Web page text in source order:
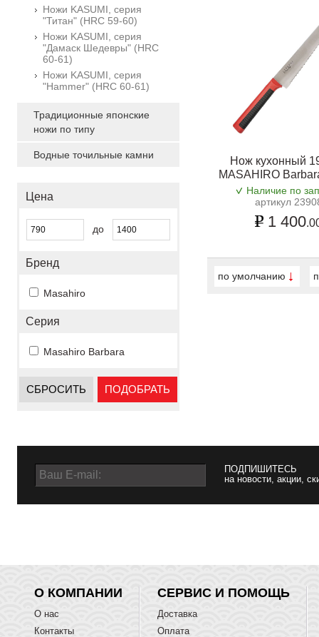
Ножи KASUMI, серия
"Титан" (HRC 59-60)
Ножи KASUMI, серия
"Дамаск Шедевры" (HRC
60-61)
Ножи KASUMI, серия
"Hammer" (HRC 60-61)
Традиционные японские
ножи по типу
Водные точильные камни
Цена
до
Бренд
Masahiro
Серия
Masahiro Barbara
СБРОСИТЬ ПОДОБРАТЬ
Нож кухонный
MASAHIRO
Наличие по
артикул
1 400
по умолчанию
ПОДПИШИТЕСЬ
на новости, акции,
О КОМПАНИИ
О нас
Контакты
СЕРВИС И ПОМОЩЬ
Доставка
Оплата